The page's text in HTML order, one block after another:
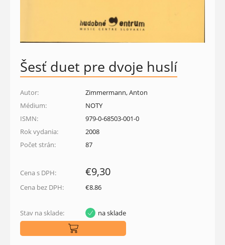
Šesť duet pre dvoje huslí
Autor:
Zimmermann, Anton
Médium:
NOTY
ISMN:
979-0-68503-001-0
Rok vydania:
2008
Počet strán:
87
Cena s DPH: €9,30
Cena bez DPH: €8.86
Stav na sklade: na sklade